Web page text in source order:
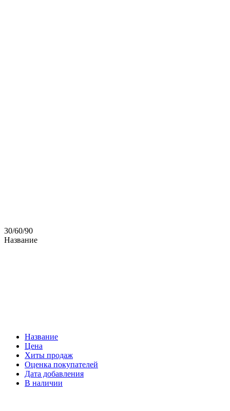
30/60/90
Название
Название
Цена
Хиты продаж
Оценка покупателей
Дата добавления
В наличии